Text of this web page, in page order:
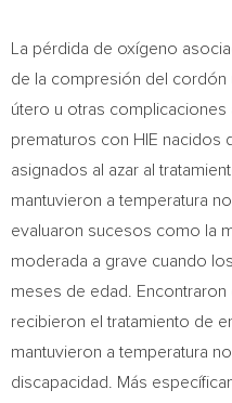
La pérdida de oxígeno
de la compresión del cordón
útero u otras complicaciones
prematuros con HIE nacidos
asignados al azar al
mantuvieron a temperatura
evaluaron sucesos como la
moderada a grave cuando
meses de edad.
recibieron el tratamiento de
mantuvieron a temperatura
discapacidad. Más